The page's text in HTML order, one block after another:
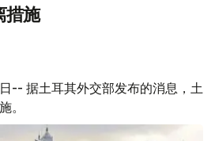
措施
-- 据土耳其外交部发布的消息，土
。